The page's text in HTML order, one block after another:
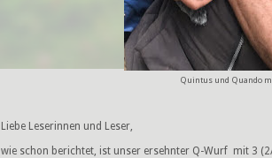
Quintus und Quando
Liebe Leserinnen und Leser,
wie schon berichtet, ist unser ersehnter Q-Wurf mit 3